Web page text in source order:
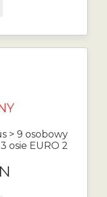
> 9 osobowy
osie EURO 2